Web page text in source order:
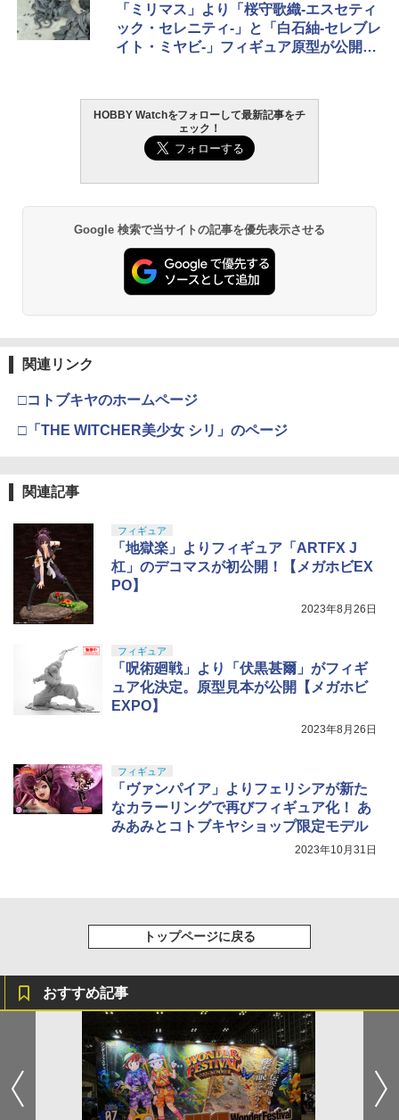
「ミリマス」より「桜守歌織-エスセティ
ック・セレニティ-」と「白石紬-セレブレ
イト・ミヤビ-」フィギュア原型が公開！
HOBBY Watchをフォローして最新記事をチ
ェック！
Google 検索で当サイトの記事を優先表示させる
関連リンク
□コトブキヤのホームページ
□「THE WITCHER美少女 シリ」のページ
関連記事
フィギュア
「地獄楽」よりフィギュア「ARTFX J
杠」のデコマスが初公開！【メガホビEX
PO】
2023年8月26日
フィギュア
「呪術廻戦」より「伏黒甚爾」がフィギ
ュア化決定。原型見本が公開【メガホビ
EXPO】
2023年8月26日
フィギュア
「ヴァンパイア」よりフェリシアが新た
なカラーリングで再びフィギュア化！ あ
みあみとコトブキヤショップ限定モデル
2023年10月31日
トップページに戻る
おすすめ記事